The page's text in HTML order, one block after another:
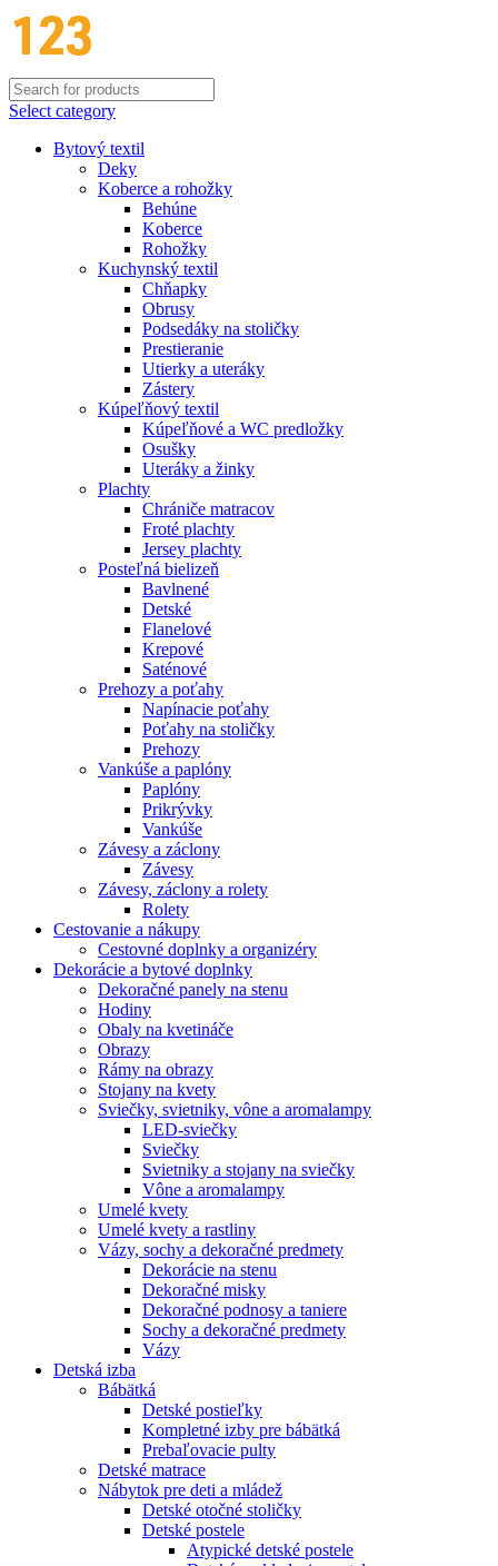
Select category
Bytový textil
Deky
Koberce a rohožky
Behúne
Koberce
Rohožky
Kuchynský textil
Chňapky
Obrusy
Podsedáky na stoličky
Prestieranie
Utierky a uteráky
Zástery
Kúpeľňový textil
Kúpeľňové a WC predložky
Osušky
Uteráky a žinky
Plachty
Chrániče matracov
Froté plachty
Jersey plachty
Posteľná bielizeň
Bavlnené
Detské
Flanelové
Krepové
Saténové
Prehozy a poťahy
Napínacie poťahy
Poťahy na stoličky
Prehozy
Vankúše a paplóny
Paplóny
Prikrývky
Vankúše
Závesy a záclony
Závesy
Závesy, záclony a rolety
Rolety
Cestovanie a nákupy
Cestovné doplnky a organizéry
Dekorácie a bytové doplnky
Dekoračné panely na stenu
Hodiny
Obaly na kvetináče
Obrazy
Rámy na obrazy
Stojany na kvety
Sviečky, svietniky, vône a aromalampy
LED-sviečky
Sviečky
Svietniky a stojany na sviečky
Vône a aromalampy
Umelé kvety
Umelé kvety a rastliny
Vázy, sochy a dekoračné predmety
Dekorácie na stenu
Dekoračné misky
Dekoračné podnosy a taniere
Sochy a dekoračné predmety
Vázy
Detská izba
Bábätká
Detské postieľky
Kompletné izby pre bábätká
Prebaľovacie pulty
Detské matrace
Nábytok pre deti a mládež
Detské otočné stoličky
Detské postele
Atypické detské postele